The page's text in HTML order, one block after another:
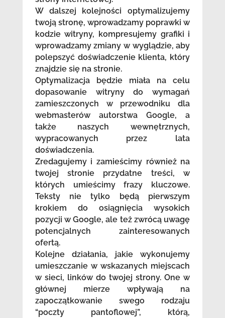
W dalszej kolejności optymalizujemy
twoją stronę, wprowadzamy poprawki w
kodzie witryny, kompresujemy grafiki i
wprowadzamy zmiany w wyglądzie, aby
polepszyć doświadczenie klienta, który
znajdzie się na stronie.
Optymalizacja będzie miała na celu
dopasowanie witryny do wymagań
zamieszczonych w przewodniku dla
webmasterów autorstwa Google, a
także naszych wewnętrznych,
wypracowanych przez lata
doświadczenia.
Zredagujemy i zamieścimy również na
twojej stronie przydatne treści, w
których umieścimy frazy kluczowe.
Teksty nie tylko będą pierwszym
krokiem do osiągnięcia wysokich
pozycji w Google, ale też zwrócą uwagę
potencjalnych zainteresowanych
ofertą.
Kolejne działania, jakie wykonujemy
umieszczanie w wskazanych miejscach
w sieci, linków do twojej strony. One w
głównej mierze wpływają na
zapoczątkowanie swego rodzaju
“poczty pantoflowej”, którą,